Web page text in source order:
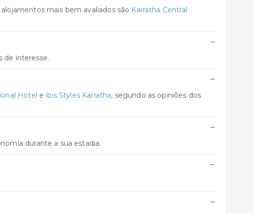
mais bem avaliados são Karratha Central
−
de interesse.
−
Hotel e ibis Styles Karratha, segundo as opiniões dos
−
durante a sua estadia.
−
−